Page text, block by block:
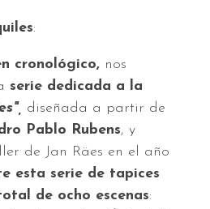
:
cronológico, nos
serie dedicada a la
diseñada a partir de
Pablo Rubens, y
de Jan Räes en el año
esta serie de tapices
de ocho escenas: